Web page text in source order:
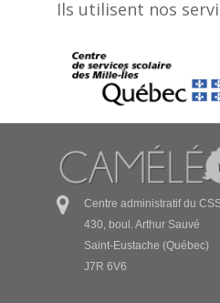
Ils utilisent nos
Centre administratif du
430, boul. Arthur Sauvé
Saint-Eustache (Québec)
J7R 6V6